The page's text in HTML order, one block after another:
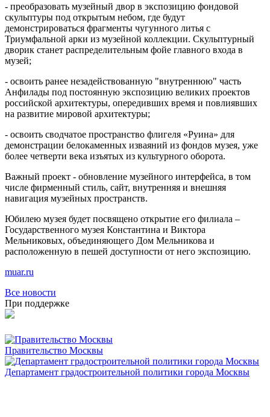
- преобразовать музейный двор в экспозицию фондовой
скульптуры под открытым небом, где будут
демонстрироваться фрагменты чугунного литья с
Триумфальной арки из музейной коллекции. Скульптурный
дворик станет распределительным фойе главного входа в
музей;
- освоить ранее незадействованную "внутреннюю" часть
Анфилады под постоянную экспозицию великих проектов
российской архитектуры, опередивших время и повлиявших
на развитие мировой архитектуры;
- освоить сводчатое пространство флигеля «Руина» для
демонстрации белокаменных изваяний из фондов музея, уже
более четверти века изъятых из культурного оборота.
Важный проект - обновление музейного интерфейса, в том
числе фирменный стиль, сайт, внутренняя и внешняя
навигация музейных пространств.
Юбилею музея будет посвящено открытие его филиала –
Государственного музея Константина и Виктора
Мельниковых, объединяющего Дом Мельникова и
расположенную в пешей доступности от него экспозицию.
muar.ru
Все новости
При поддержке
Правительство Москвы
Департамент градостроительной политики города Москвы